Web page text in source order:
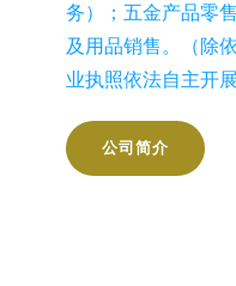
务）；五金产品零
及用品销售。（除
业执照依法自主开
公司简介